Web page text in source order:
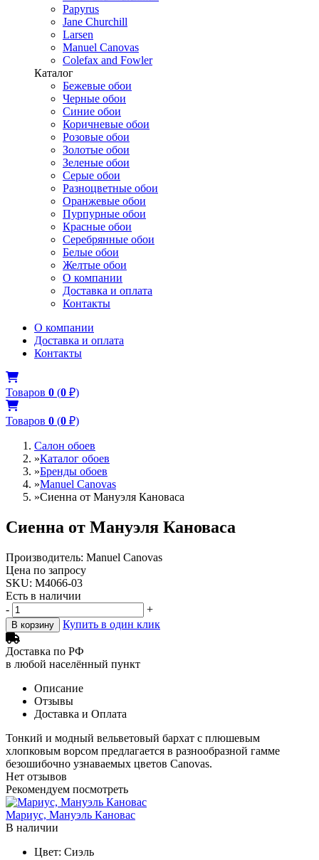
Papyrus
Jane Churchill
Larsen
Manuel Canovas
Colefax and Fowler
Каталог
Бежевые обои
Черные обои
Синие обои
Коричневые обои
Розовые обои
Золотые обои
Зеленые обои
Серые обои
Разноцветные обои
Оранжевые обои
Пурпурные обои
Красные обои
Серебрянные обои
Белые обои
Желтые обои
О компании
Доставка и оплата
Контакты
О компании
Доставка и оплата
Контакты
Товаров 0 (0 ₽)
Товаров 0 (0 ₽)
Салон обоев
»Каталог обоев
»Бренды обоев
»Manuel Canovas
»Сиенна от Мануэля Кановаса
Сиенна от Мануэля Кановаса
Производитель: Manuel Canovas
Цена по запросу
SKU: M4066-03
Есть в наличии
-
+
В корзину Купить в один клик
Доставка по РФ
в любой населённый пункт
Описание
Отзывы
Доставка и Оплата
Тонкий и модный вельветовый бархат с плюшевым
хлопковым ворсом предлагается в разнообразной гамме
безошибочно узнаваемых цветов Canovas.
Нет отзывов
Рекомендуем посмотреть
Мариус, Мануэль Кановас
В наличии
Цвет: Сиэль